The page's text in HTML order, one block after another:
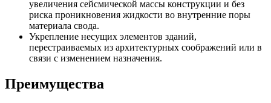
увеличения сейсмической массы конструкции и без
риска проникновения жидкости во внутренние поры
материала свода.
Укрепление несущих элементов зданий,
перестраиваемых из архитектурных соображений или в
связи с изменением назначения.
Преимущества